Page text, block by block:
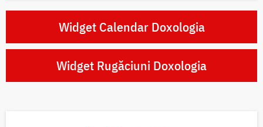
Widget Calendar Doxologia
Widget Rugăciuni Doxologia